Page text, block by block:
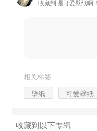
收藏到 是可爱壁纸啊！
相关标签
壁纸 可爱壁纸
收藏到以下专辑